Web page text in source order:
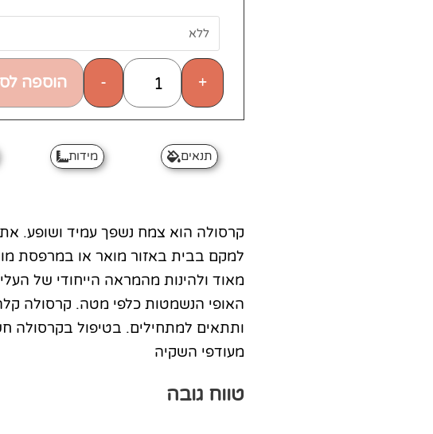
+
- הוספה
תנאים מידות
קרסולה הוא צמח נשפך עמיד ושופע. את
למקם בבית באזור מואר או במרפסת
מאוד ולהינות מהמראה הייחודי של
האופי הנשמטות כלפי מטה. קרסולה
ותתאים למתחילים. בטיפול בקרסולה
מעודפי השקיה
טווח גובה